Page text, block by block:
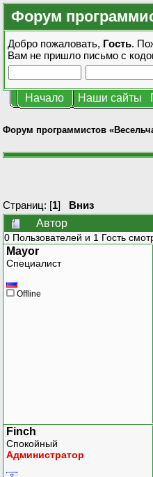
Форум
Добро пожаловать, Гость.
Вам не пришло письмо с
Начало Наши сайты
Форум программистов
Страниц: [1] Вниз
Автор
0 Пользователей и 1 Гость
Mayor
Специалист
Offline
Finch
Спокойный
Администратор